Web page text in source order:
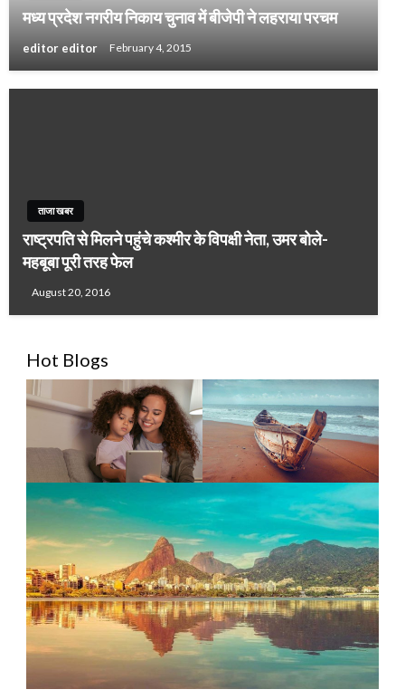
मध्य प्रदेश नगरीय निकाय चुनाव में बीजेपी ने लहराया परचम
editor editor February 4, 2015
ताजा खबर
राष्ट्रपति से मिलने पहुंचे कश्मीर के विपक्षी नेता, उमर बोले-
महबूबा पूरी तरह फेल
August 20, 2016
Hot Blogs